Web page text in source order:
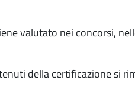
valutato nei concorsi,
della certificazione si